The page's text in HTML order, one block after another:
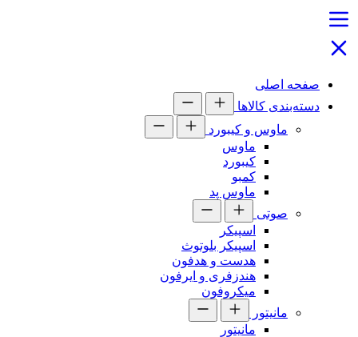
صفحه اصلی
دسته‌بندی کالاها
ماوس و کیبورد
ماوس
کیبورد
کمبو
ماوس پد
صوتی
اسپیکر
اسپیکر بلوتوث
هدست و هدفون
هندزفری و ایرفون
میکروفون
مانیتور
مانیتور